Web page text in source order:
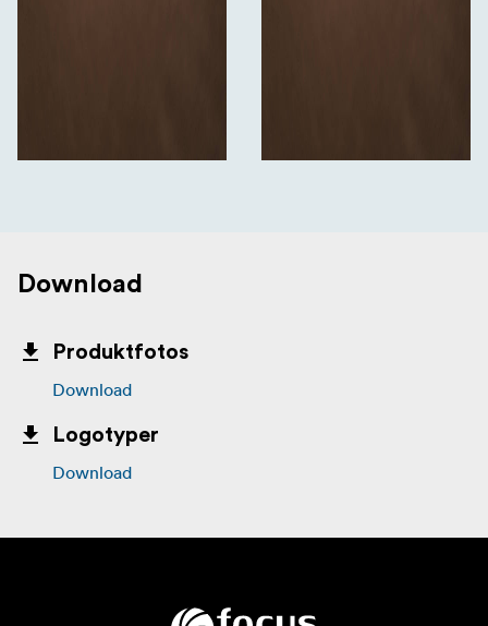
Download
Produktfotos
Download
Logotyper
Download